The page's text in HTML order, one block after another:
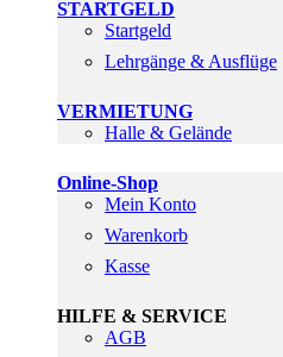
STARTGELD
Startgeld
Lehrgänge & Ausflüge
VERMIETUNG
Halle & Gelände
Online-Shop
Mein Konto
Warenkorb
Kasse
HILFE & SERVICE
AGB